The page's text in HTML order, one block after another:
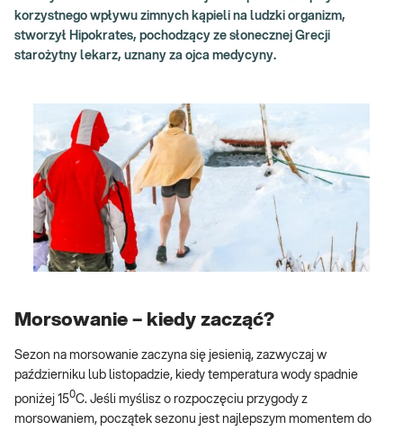
korzystnego wpływu zimnych kąpieli na ludzki organizm,
stworzył Hipokrates, pochodzący ze słonecznej Grecji
starożytny lekarz, uznany za ojca medycyny.
Morsowanie – kiedy zacząć?
Sezon na morsowanie zaczyna się jesienią, zazwyczaj w
październiku lub listopadzie, kiedy temperatura wody spadnie
poniżej 150C. Jeśli myślisz o rozpoczęciu przygody z
morsowaniem, początek sezonu jest najlepszym momentem do